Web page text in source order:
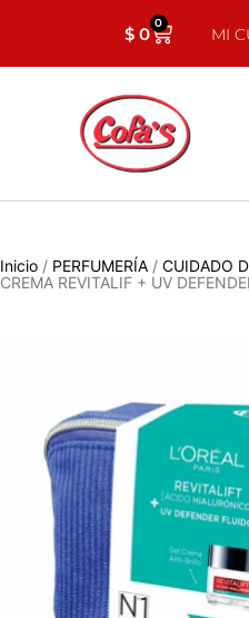
$0 0
MI
Inicio / PERFUMERÍA / CUIDADO
CREMA REVITALIF + UV